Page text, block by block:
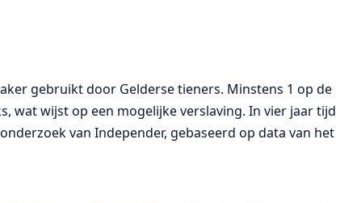
gebruikt door Gelderse tieners. Minstens 1 op de
wat wijst op een mogelijke verslaving. In vier jaar tijd
van Independer, gebaseerd op data van het